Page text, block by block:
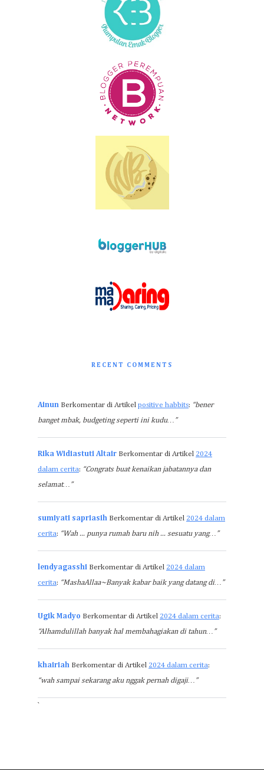
RECENT COMMENTS
Ainun Berkomentar di Artikel positive habbits: “bener
banget mbak, budgeting seperti ini kudu…”
Rika Widiastuti Altair Berkomentar di Artikel 2024
dalam cerita: “Congrats buat kenaikan jabatannya dan
selamat…”
sumiyati sapriasih Berkomentar di Artikel 2024 dalam
cerita: “Wah ... punya rumah baru nih ... sesuatu yang…”
lendyagasshi Berkomentar di Artikel 2024 dalam
cerita: “MashaAllaa~Banyak kabar baik yang datang di…”
Ugik Madyo Berkomentar di Artikel 2024 dalam cerita:
“Alhamdulillah banyak hal membahagiakan di tahun…”
khairiah Berkomentar di Artikel 2024 dalam cerita:
“wah sampai sekarang aku nggak pernah digaji…”
`